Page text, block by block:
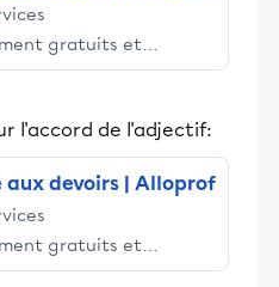
gratuits et
engage les élèves
l'accord de l'adjectif:
devoirs | Alloprof
gratuits et
engage les élèves